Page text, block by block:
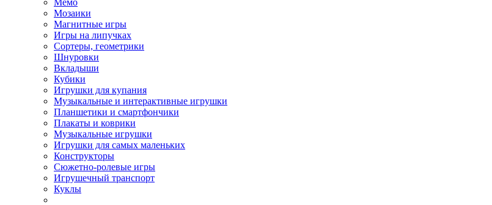
Мемо
Мозаики
Магнитные игры
Игры на липучках
Сортеры, геометрики
Шнуровки
Вкладыши
Кубики
Игрушки для купания
Музыкальные и интерактивные игрушки
Планшетики и смартфончики
Плакаты и коврики
Музыкальные игрушки
Игрушки для самых маленьких
Конструкторы
Сюжетно-ролевые игры
Игрушечный транспорт
Куклы